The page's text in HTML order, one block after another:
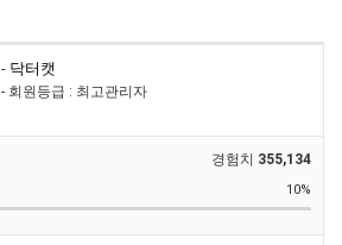
- 닥터캣
- 회원등급 : 최고관리자
경험치 355,134
10%